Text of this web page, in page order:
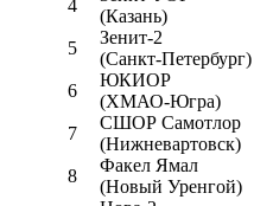
4
(Казань)
5
Зенит-2
(Санкт-Петербург)
6
ЮКИОР
(ХМАО-Югра)
7
СШОР Самотлор
(Нижневартовск)
8
Факел Ямал
(Новый Уренгой)